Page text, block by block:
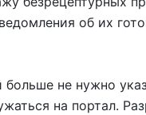
об их
больше не нужно
на портал.